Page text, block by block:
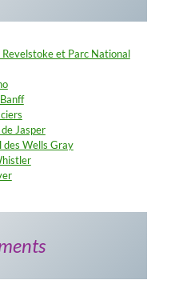
et Parc National
Jasper
des Wells Gray